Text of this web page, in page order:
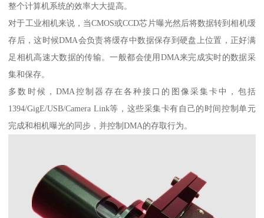
整个计算机系统的效率大大提高。
对于工业相机来说，当CMOS或CCD芯片曝光然后将数据转到相机缓
存后，这时候DMA会负责将缓存中数据保存到硬盘上位置，正好满
足相机高速大数据的传输。一般都会使用DMA来完成实时的数据采
集和保存。
多数时候，DMA控制器存在各种接口的图像采集卡中，包括
1394/GigE/USB/Camera Link等，这些采集卡有自己的时间控制单元
完成和相机曝光的同步，并控制DMA的存取行为。